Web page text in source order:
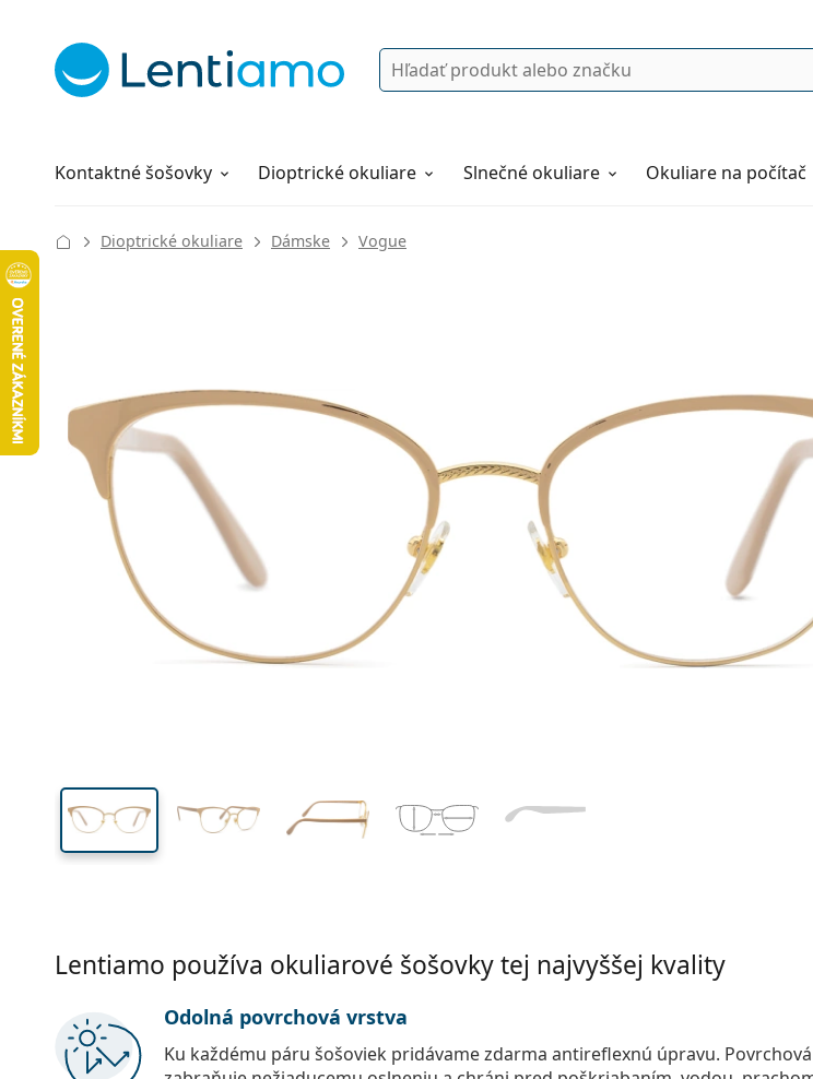
Vyhľadávanie
Kontaktné šošovky
Roztoky Dioptrické okuliare Slnečné okuliare Okuliare na počítač
Všetko o nákupe
Dioptrické okuliare Dámske Vogue
40 mm
Výška očnice
52 mm
Šírka očnice
52
Šírka
mostíka
Lentiamo používa okuliarové šošovky tej najvyššej kvality
Odolná povrchová vrstva
Ku každému páru šošoviek pridávame zdarma antireflexnú úpravu.